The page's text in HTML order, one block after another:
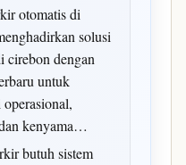
otomatis di
solusi
cirebon dengan
untuk
kenyama…
butuh sistem